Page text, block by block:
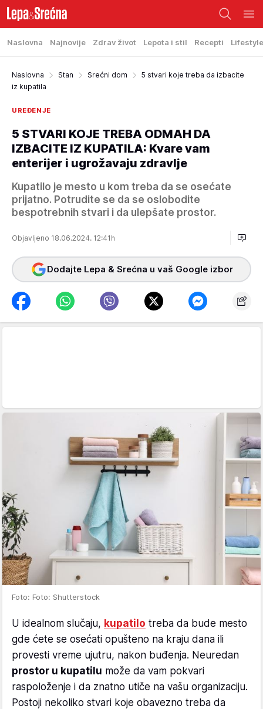
Naslovna Najnovije Zdrav život Lepota i stil Recepti Lifestyle
Naslovna Stan Srećni dom
5 stvari koje treba da izbacite
iz kupatila
UREĐENJE
5 STVARI KOJE TREBA ODMAH DA
IZBACITE IZ KUPATILA: Kvare vam
enterijer i ugrožavaju zdravlje
Kupatilo je mesto u kom treba da se osećate
prijatno. Potrudite se da se oslobodite
bespotrebnih stvari i da ulepšate prostor.
Objavljeno 18.06.2024. 12:41h
Dodajte Lepa & Srećna u vaš Google izbor
Foto: Foto: Shutterstock
U idealnom slučaju, kupatilo treba da bude mesto
gde ćete se osećati opušteno na kraju dana ili
provesti vreme ujutru, nakon buđenja. Neuredan
prostor u kupatilu može da vam pokvari
raspoloženje i da znatno utiče na vašu organizaciju.
Postoji nekoliko stvari koje obavezno treba da